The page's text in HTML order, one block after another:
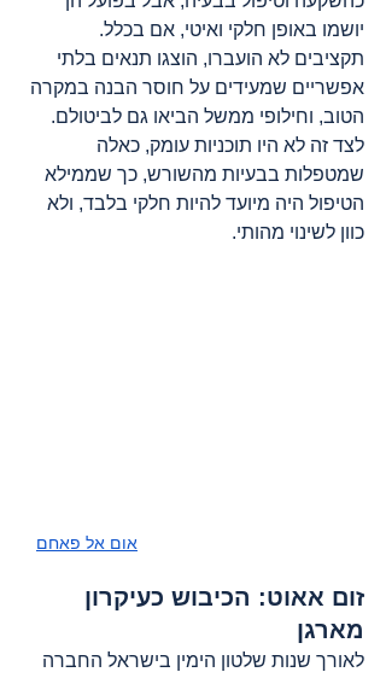
יושמו באופן חלקי ואיטי, אם בכלל.
תקציבים לא הועברו, הוצגו תנאים בלתי
אפשריים שמעידים על חוסר הבנה במקרה
הטוב, וחילופי ממשל הביאו גם לביטולם.
לצד זה לא היו תוכניות עומק, כאלה
שמטפלות בבעיות מהשורש, כך שממילא
הטיפול היה מיועד להיות חלקי בלבד, ולא
כוון לשינוי מהותי.
אום אל פאחם
זום אאוט: הכיבוש כעיקרון
מארגן
לאורך שנות שלטון הימין בישראל החברה